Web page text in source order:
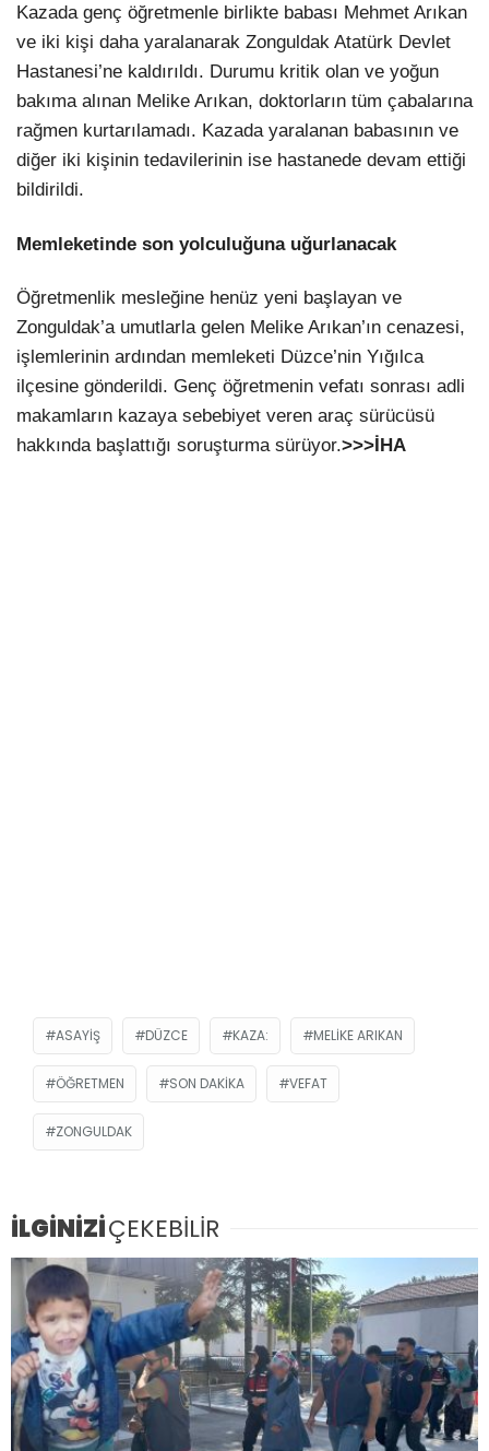
Kazada genç öğretmenle birlikte babası Mehmet Arıkan
ve iki kişi daha yaralanarak Zonguldak Atatürk Devlet
Hastanesi’ne kaldırıldı. Durumu kritik olan ve yoğun
bakıma alınan Melike Arıkan, doktorların tüm çabalarına
rağmen kurtarılamadı. Kazada yaralanan babasının ve
diğer iki kişinin tedavilerinin ise hastanede devam ettiği
bildirildi.
Memleketinde son yolculuğuna uğurlanacak
Öğretmenlik mesleğine henüz yeni başlayan ve
Zonguldak’a umutlarla gelen Melike Arıkan’ın cenazesi,
işlemlerinin ardından memleketi Düzce’nin Yığılca
ilçesine gönderildi. Genç öğretmenin vefatı sonrası adli
makamların kazaya sebebiyet veren araç sürücüsü
hakkında başlattığı soruşturma sürüyor.>>>İHA
ASAYIŞ DÜZCE KAZA: MELIKE ARIKAN
ÖĞRETMEN SON DAKIKA VEFAT
ZONGULDAK
İLGİNİZİÇEKEBİLİR